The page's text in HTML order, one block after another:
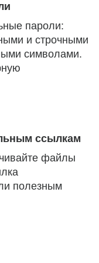
пароли:
и строчными
символами.
ссылкам
файлы
полезным